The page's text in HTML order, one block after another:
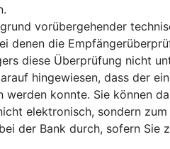
vorübergehender
denen die
diese Überprüfung nicht
hingewiesen, dass der
konnte. Sie können
elektronisch, sondern
der Bank durch, sofern Sie